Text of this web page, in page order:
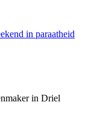
in paraatheid
in Driel